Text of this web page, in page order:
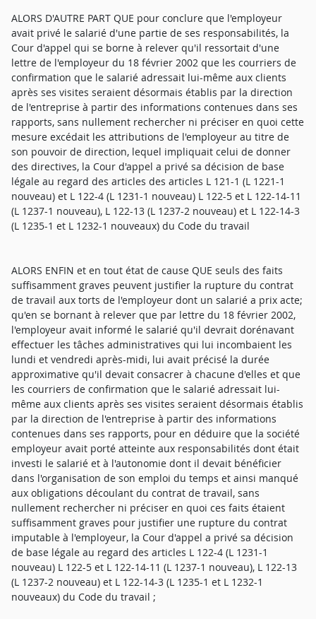
ALORS D'AUTRE PART QUE pour conclure que l'employeur
avait privé le salarié d'une partie de ses responsabilités, la
Cour d'appel qui se borne à relever qu'il ressortait d'une
lettre de l'employeur du 18 février 2002 que les courriers de
confirmation que le salarié adressait lui-même aux clients
après ses visites seraient désormais établis par la direction
de l'entreprise à partir des informations contenues dans ses
rapports, sans nullement rechercher ni préciser en quoi cette
mesure excédait les attributions de l'employeur au titre de
son pouvoir de direction, lequel impliquait celui de donner
des directives, la Cour d'appel a privé sa décision de base
légale au regard des articles des articles L 121-1 (L 1221-1
nouveau) et L 122-4 (L 1231-1 nouveau) L 122-5 et L 122-14-11
(L 1237-1 nouveau), L 122-13 (L 1237-2 nouveau) et L 122-14-3
(L 1235-1 et L 1232-1 nouveaux) du Code du travail
ALORS ENFIN et en tout état de cause QUE seuls des faits
suffisamment graves peuvent justifier la rupture du contrat
de travail aux torts de l'employeur dont un salarié a prix acte;
qu'en se bornant à relever que par lettre du 18 février 2002,
l'employeur avait informé le salarié qu'il devrait dorénavant
effectuer les tâches administratives qui lui incombaient les
lundi et vendredi après-midi, lui avait précisé la durée
approximative qu'il devait consacrer à chacune d'elles et que
les courriers de confirmation que le salarié adressait lui-
même aux clients après ses visites seraient désormais établis
par la direction de l'entreprise à partir des informations
contenues dans ses rapports, pour en déduire que la société
employeur avait porté atteinte aux responsabilités dont était
investi le salarié et à l'autonomie dont il devait bénéficier
dans l'organisation de son emploi du temps et ainsi manqué
aux obligations découlant du contrat de travail, sans
nullement rechercher ni préciser en quoi ces faits étaient
suffisamment graves pour justifier une rupture du contrat
imputable à l'employeur, la Cour d'appel a privé sa décision
de base légale au regard des articles L 122-4 (L 1231-1
nouveau) L 122-5 et L 122-14-11 (L 1237-1 nouveau), L 122-13
(L 1237-2 nouveau) et L 122-14-3 (L 1235-1 et L 1232-1
nouveaux) du Code du travail ;